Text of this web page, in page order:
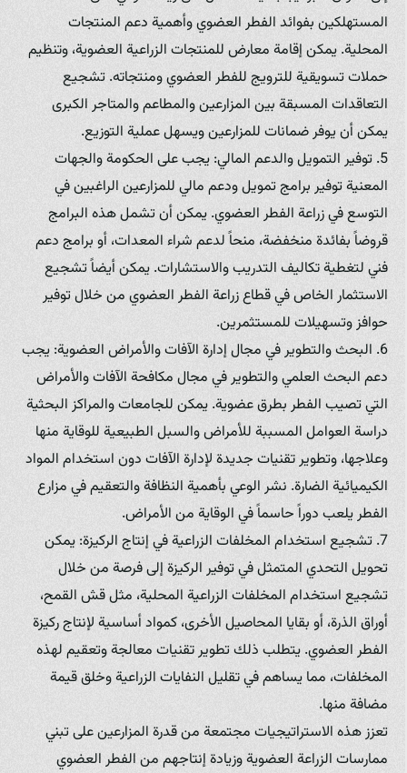
المستهلكين بفوائد الفطر العضوي وأهمية دعم المنتجات
المحلية. يمكن إقامة معارض للمنتجات الزراعية العضوية، وتنظيم
حملات تسويقية للترويج للفطر العضوي ومنتجاته. تشجيع
التعاقدات المسبقة بين المزارعين والمطاعم والمتاجر الكبرى
يمكن أن يوفر ضمانات للمزارعين ويسهل عملية التوزيع.
5. توفير التمويل والدعم المالي: يجب على الحكومة والجهات
المعنية توفير برامج تمويل ودعم مالي للمزارعين الراغبين في
التوسع في زراعة الفطر العضوي. يمكن أن تشمل هذه البرامج
قروضاً بفائدة منخفضة، منحاً لدعم شراء المعدات، أو برامج دعم
فني لتغطية تكاليف التدريب والاستشارات. يمكن أيضاً تشجيع
الاستثمار الخاص في قطاع زراعة الفطر العضوي من خلال توفير
حوافز وتسهيلات للمستثمرين.
6. البحث والتطوير في مجال إدارة الآفات والأمراض العضوية: يجب
دعم البحث العلمي والتطوير في مجال مكافحة الآفات والأمراض
التي تصيب الفطر بطرق عضوية. يمكن للجامعات والمراكز البحثية
دراسة العوامل المسببة للأمراض والسبل الطبيعية للوقاية منها
وعلاجها، وتطوير تقنيات جديدة لإدارة الآفات دون استخدام المواد
الكيميائية الضارة. نشر الوعي بأهمية النظافة والتعقيم في مزارع
الفطر يلعب دوراً حاسماً في الوقاية من الأمراض.
7. تشجيع استخدام المخلفات الزراعية في إنتاج الركيزة: يمكن
تحويل التحدي المتمثل في توفير الركيزة إلى فرصة من خلال
تشجيع استخدام المخلفات الزراعية المحلية، مثل قش القمح،
أوراق الذرة، أو بقايا المحاصيل الأخرى، كمواد أساسية لإنتاج ركيزة
الفطر العضوي. يتطلب ذلك تطوير تقنيات معالجة وتعقيم لهذه
المخلفات، مما يساهم في تقليل النفايات الزراعية وخلق قيمة
مضافة منها.
تعزز هذه الاستراتيجيات مجتمعة من قدرة المزارعين على تبني
ممارسات الزراعة العضوية وزيادة إنتاجهم من الفطر العضوي